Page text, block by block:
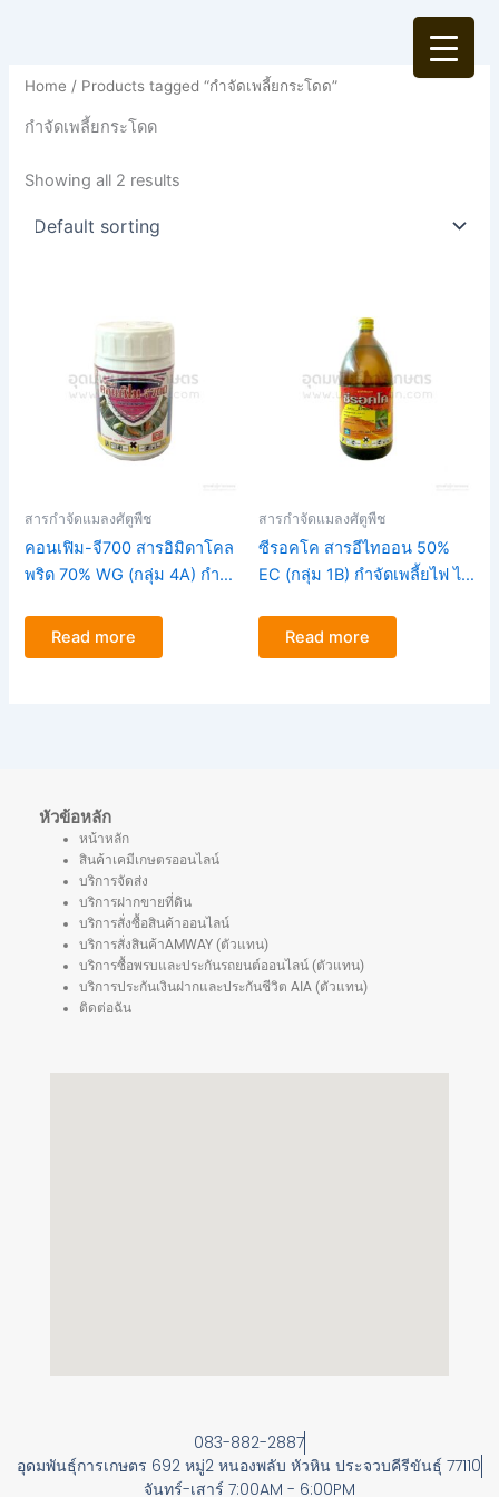
Home / Products tagged “กำจัดเพลี้ยกระโดด”
กำจัดเพลี้ยกระโดด
Showing all 2 results
สารกำจัดแมลงศัตูพืช
คอนเฟิม-จี700 สารอิมิดาโคล
พริด 70% WG (กลุ่ม 4A) กำจัด
กระโดด ขนาด100กรัม
Read more
สารกำจัดแมลงศัตูพืช
ซีรอคโค สารอีไทออน 50%
EC (กลุ่ม 1B) กำจัดเพลี้ยไฟ ไร
Read more
หัวข้อหลัก
หน้าหลัก
สินค้าเคมีเกษตรออนไลน์
บริการจัดส่ง
บริการฝากขายที่ดิน
บริการสั่งซื้อสินค้าออนไลน์
บริการสั่งสินค้าAMWAY (ตัวแทน)
บริการซื้อพรบและประกันรถยนต์ออนไลน์ (ตัวแทน)
บริการประกันเงินฝากและประกันชีวิต AIA (ตัวแทน)
ติดต่อฉัน
083-882-2887
อุดมพันธุ์การเกษตร 692 หมู่2 หนองพลับ หัวหิน ประจวบคีรีขันธุ์ 77110
จันทร์-เสาร์ 7:00AM - 6:00PM